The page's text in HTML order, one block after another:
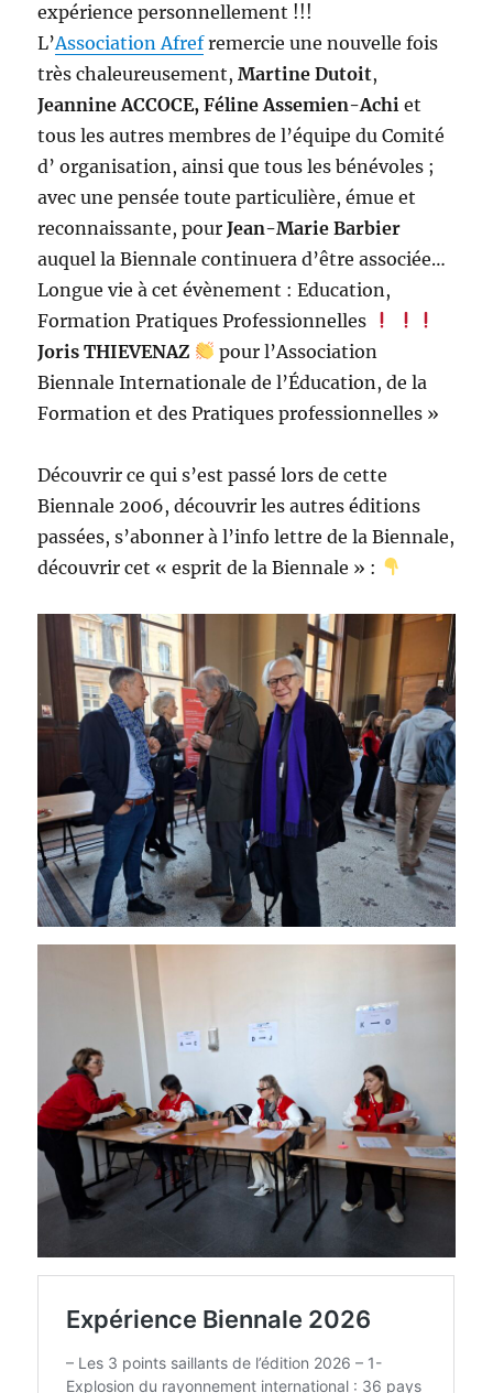
expérience personnellement !!!
L’Association Afrefremercie une nouvelle fois
très chaleureusement,Martine Dutoit,
Jeannine ACCOCE, Féline Assemien-Achiet
tous les autres membres de l’équipe du Comité
d’ organisation, ainsi que tous les bénévoles ;
avec une pensée toute particulière, émue et
reconnaissante, pour Jean-Marie Barbier
auquel la Biennale continuera d’être associée…
Longue vie à cet évènement : Education,
Formation Pratiques Professionnelles
Joris THIEVENAZ
pour l’Association
Biennale Internationale de l’Éducation, de la
Formation et des Pratiques professionnelles »
Découvrir ce qui s’est passé lors de cette
Biennale 2006, découvrir les autres éditions
passées, s’abonner à l’info lettre de la Biennale,
découvrir cet « esprit de la Biennale » :